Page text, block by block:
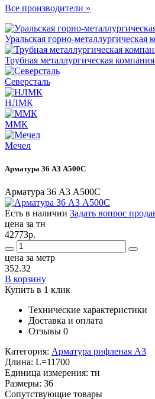
Все производители »
Уральская горно-
Трубная металлургическая
Северсталь
НЛМК
ММК
Мечел
Арматура 36 А3 А500С
Арматура 36 А3 А500С
Есть в наличии Задать вопрос
цена за тн
42773р.
цена за метр
352.32
В корзину
Купить в 1 клик
Технические характеристики
Доставка и оплата
Отзывы 0
Категория: Арматура рифленая А3
Длина: L=11700
Единица измерения: тн
Размеры: 36
Сопутствующие товары